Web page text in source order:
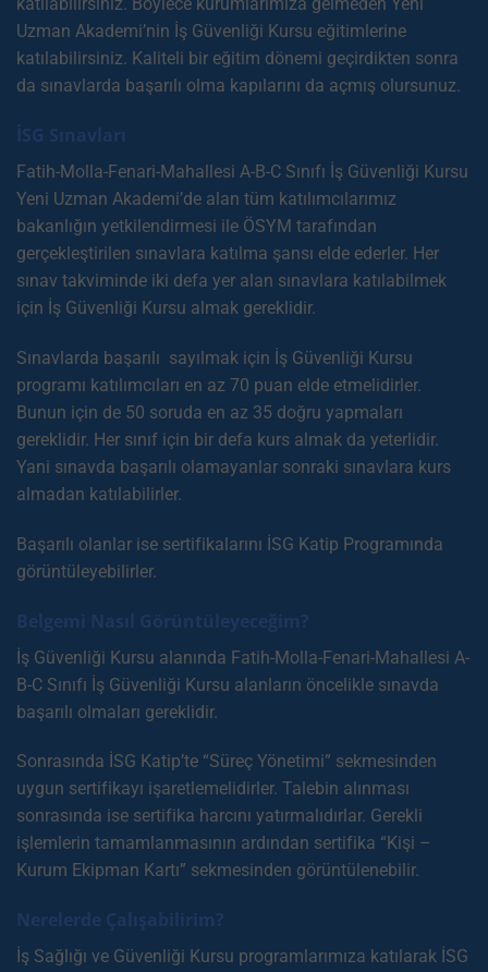
katılabilirsiniz. Böylece kurumlarımıza gelmeden Yeni
Uzman Akademi’nin İş Güvenliği Kursu eğitimlerine
katılabilirsiniz. Kaliteli bir eğitim dönemi geçirdikten sonra
da sınavlarda başarılı olma kapılarını da açmış olursunuz.
İSG Sınavları
Fatih-Molla-Fenari-Mahallesi A-B-C Sınıfı İş Güvenliği Kursu
Yeni Uzman Akademi’de alan tüm katılımcılarımız
bakanlığın yetkilendirmesi ile ÖSYM tarafından
gerçekleştirilen sınavlara katılma şansı elde ederler. Her
sınav takviminde iki defa yer alan sınavlara katılabilmek
için İş Güvenliği Kursu almak gereklidir.
Sınavlarda başarılı sayılmak için İş Güvenliği Kursu
programı katılımcıları en az 70 puan elde etmelidirler.
Bunun için de 50 soruda en az 35 doğru yapmaları
gereklidir. Her sınıf için bir defa kurs almak da yeterlidir.
Yani sınavda başarılı olamayanlar sonraki sınavlara kurs
almadan katılabilirler.
Başarılı olanlar ise sertifikalarını İSG Katip Programında
görüntüleyebilirler.
Belgemi Nasıl Görüntüleyeceğim?
İş Güvenliği Kursu alanında Fatih-Molla-Fenari-Mahallesi A-
B-C Sınıfı İş Güvenliği Kursu alanların öncelikle sınavda
başarılı olmaları gereklidir.
Sonrasında İSG Katip’te “Süreç Yönetimi” sekmesinden
uygun sertifikayı işaretlemelidirler. Talebin alınması
sonrasında ise sertifika harcını yatırmalıdırlar. Gerekli
işlemlerin tamamlanmasının ardından sertifika “Kişi –
Kurum Ekipman Kartı” sekmesinden görüntülenebilir.
Nerelerde Çalışabilirim?
İş Sağlığı ve Güvenliği Kursu programlarımıza katılarak İSG